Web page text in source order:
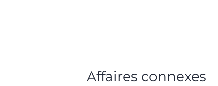
Affaires connexes